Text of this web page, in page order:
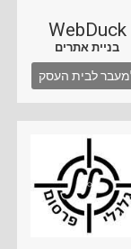
WebDuck
בניית אתרים
לבית העסק